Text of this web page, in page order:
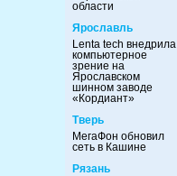
области
Ярославль
Lenta tech внедрила
компьютерное
зрение на
Ярославском
шинном заводе
«Кордиант»
Тверь
МегаФон обновил
сеть в Кашине
Рязань